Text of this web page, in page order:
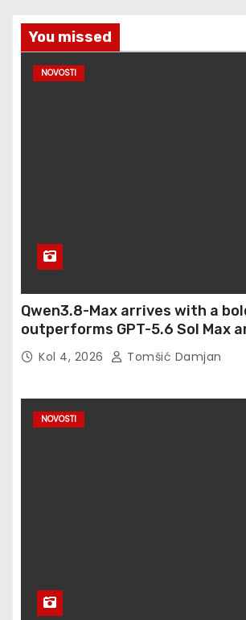
You missed
NOVOSTI
Qwen3.8-Max arrives with a
outperforms GPT-5.6 Sol Max
agentic computer use
Kol 4, 2026 Tomšić Damjan
NOVOSTI